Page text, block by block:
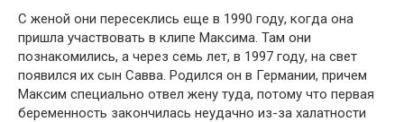
С женой они пересеклись еще в 1990 году, когда она
пришла участвовать в клипе Максима. Там они
познакомились, а через семь лет, в 1997 году, на свет
появился их сын Савва. Родился он в Германии, причем
Максим специально отвел жену туда, потому что первая
беременность закончилась неудачно из-за халатности